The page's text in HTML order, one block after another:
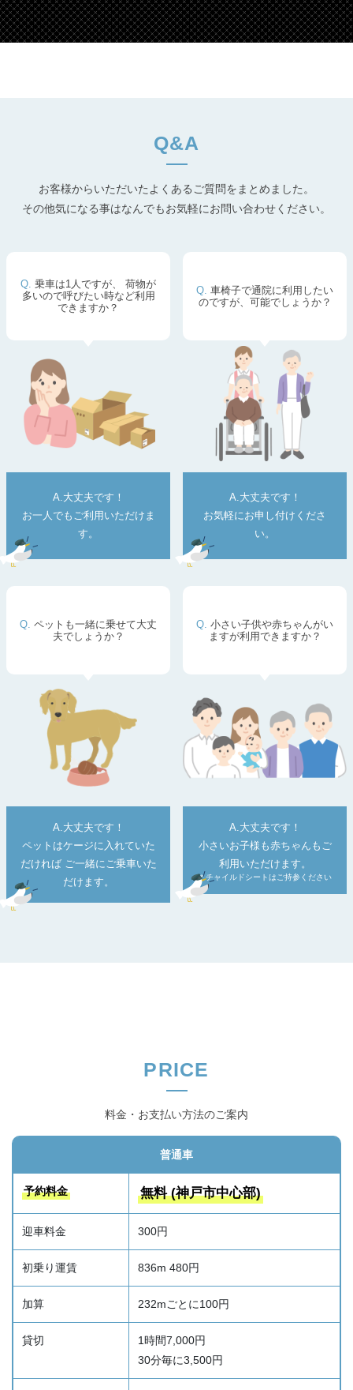
Q&A
お客様からいただいたよくあるご質問をまとめました。
その他気になる事はなんでもお気軽にお問い合わせください。
乗車は1人ですが、
荷物が
多いので呼びたい時など利用
できますか？
A.大丈夫です！
お一人でもご利用いただけま
す。
車椅子で通院に利用したい
のですが、可能でしょうか？
A.大丈夫です！
お気軽にお申し付けくださ
い。
ペットも一緒に乗せて大丈
夫でしょうか？
A.大丈夫です！
ペットはケージに入れていた
だければ ご一緒にご乗車いた
だけます。
小さい子供や赤ちゃんがい
ますが利用できますか？
A.大丈夫です！
小さいお子様も赤ちゃんもご
利用いただけます。
＊チャイルドシートはご持参ください
PRICE
料金・お支払い方法のご案内
普通車
予約料金 無料 (神戸市中心部)
迎車料金 300円
初乗り運賃 836m 480円
加算 232mごとに100円
貸切
1時間7,000円
30分毎に3,500円